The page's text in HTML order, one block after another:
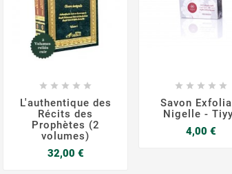

    
L'authentique des
Récits des
Prophètes (2
volumes)
32,00 €Prix

    
Savon
Nigelle -
4,00 €